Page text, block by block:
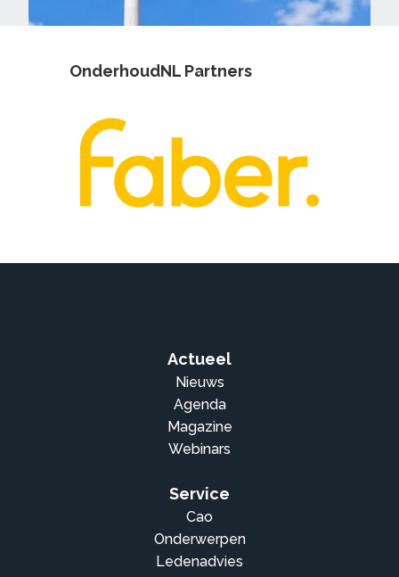
OnderhoudNL Partners
Actueel
Nieuws
Agenda
Magazine
Webinars
Service
Cao
Onderwerpen
Ledenadvies